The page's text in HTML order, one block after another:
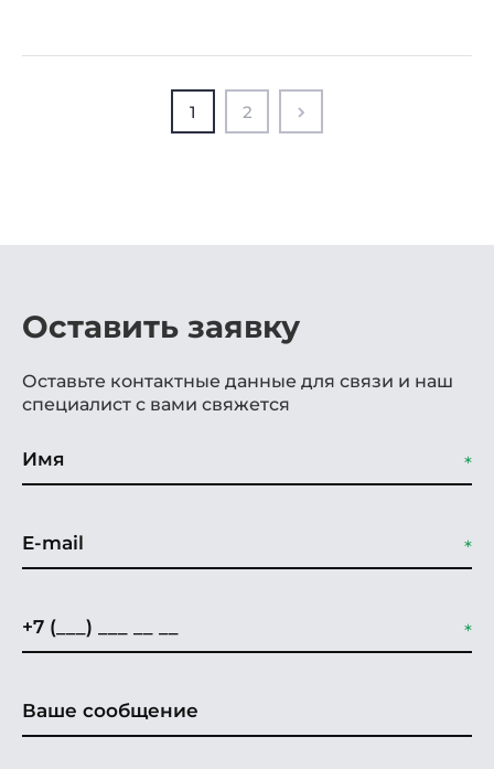
1 2
Оставить заявку
Оставьте контактные данные для связи и наш
специалист с вами свяжется